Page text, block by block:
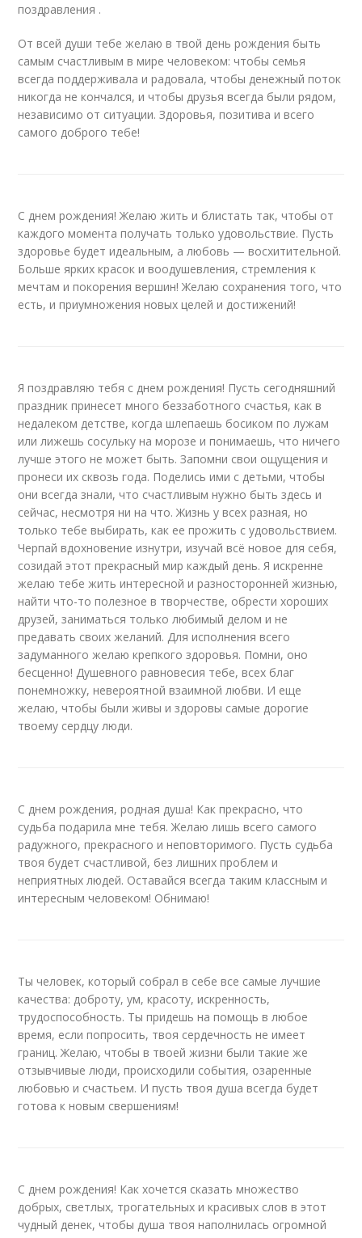
поздравления .
От всей души тебе желаю в твой день рождения быть
самым счастливым в мире человеком: чтобы семья
всегда поддерживала и радовала, чтобы денежный поток
никогда не кончался, и чтобы друзья всегда были рядом,
независимо от ситуации. Здоровья, позитива и всего
самого доброго тебе!
С днем рождения! Желаю жить и блистать так, чтобы от
каждого момента получать только удовольствие. Пусть
здоровье будет идеальным, а любовь — восхитительной.
Больше ярких красок и воодушевления, стремления к
мечтам и покорения вершин! Желаю сохранения того, что
есть, и приумножения новых целей и достижений!
Я поздравляю тебя с днем рождения! Пусть сегодняшний
праздник принесет много беззаботного счастья, как в
недалеком детстве, когда шлепаешь босиком по лужам
или лижешь сосульку на морозе и понимаешь, что ничего
лучше этого не может быть. Запомни свои ощущения и
пронеси их сквозь года. Поделись ими с детьми, чтобы
они всегда знали, что счастливым нужно быть здесь и
сейчас, несмотря ни на что. Жизнь у всех разная, но
только тебе выбирать, как ее прожить с удовольствием.
Черпай вдохновение изнутри, изучай всё новое для себя,
созидай этот прекрасный мир каждый день. Я искренне
желаю тебе жить интересной и разносторонней жизнью,
найти что-то полезное в творчестве, обрести хороших
друзей, заниматься только любимый делом и не
предавать своих желаний. Для исполнения всего
задуманного желаю крепкого здоровья. Помни, оно
бесценно! Душевного равновесия тебе, всех благ
понемножку, невероятной взаимной любви. И еще
желаю, чтобы были живы и здоровы самые дорогие
твоему сердцу люди.
С днем рождения, родная душа! Как прекрасно, что
судьба подарила мне тебя. Желаю лишь всего самого
радужного, прекрасного и неповторимого. Пусть судьба
твоя будет счастливой, без лишних проблем и
неприятных людей. Оставайся всегда таким классным и
интересным человеком! Обнимаю!
Ты человек, который собрал в себе все самые лучшие
качества: доброту, ум, красоту, искренность,
трудоспособность. Ты придешь на помощь в любое
время, если попросить, твоя сердечность не имеет
границ. Желаю, чтобы в твоей жизни были такие же
отзывчивые люди, происходили события, озаренные
любовью и счастьем. И пусть твоя душа всегда будет
готова к новым свершениям!
С днем рождения! Как хочется сказать множество
добрых, светлых, трогательных и красивых слов в этот
чудный денек, чтобы душа твоя наполнилась огромной